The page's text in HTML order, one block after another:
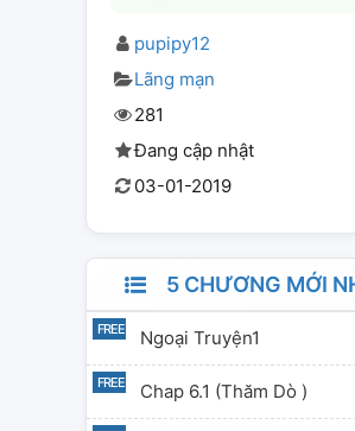
pupipy12
Lãng mạn
281
Đang cập nhật
03-01-2019
5 CHƯƠNG MỚI
Ngoại Truyện1
Chap 6.1 (Thăm Dò )